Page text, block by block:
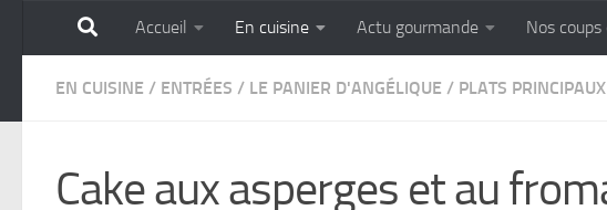
Skip to content
GOURMANDISE SANS
Accueil En cuisine Actu gourmande Nos coups
EN CUISINE / ENTRÉES / LE PANIER D'ANGÉLIQUE / PLATS PRINCIPAUX
Cake aux asperges et au